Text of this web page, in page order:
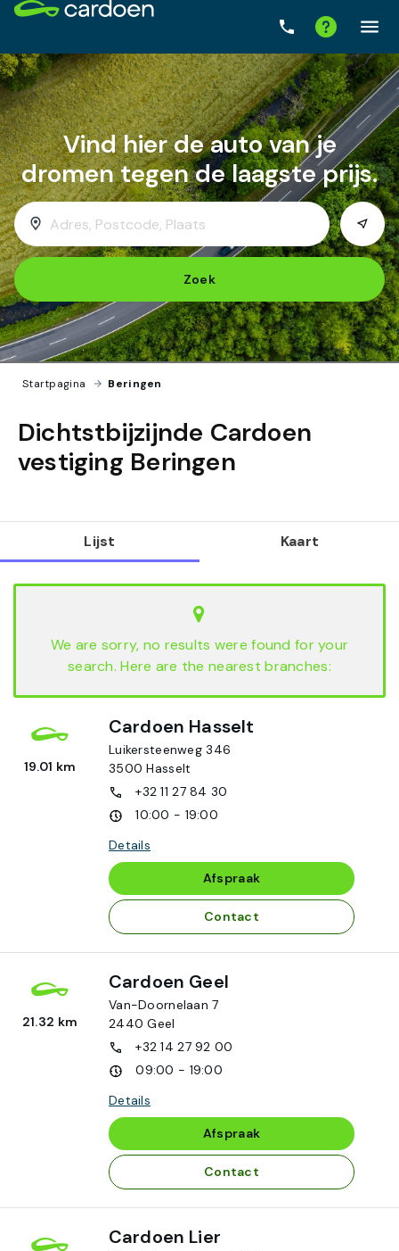
Startpagina › Beringen
Zoek
Dichtstbijzijnde Cardoen
vestiging Beringen
Lijst Kaart
We are sorry, no results were found for your
search. Here are the nearest branches:
19.01 km
Cardoen Hasselt
Luikersteenweg 346
3500Hasselt
+32 11 27 84 30
10:00 - 19:00
Details
Afspraak
Contact
21.32 km
Cardoen Geel
Van-Doornelaan 7
2440Geel
+32 14 27 92 00
09:00 - 19:00
Details
Afspraak
Contact
Cardoen Lier